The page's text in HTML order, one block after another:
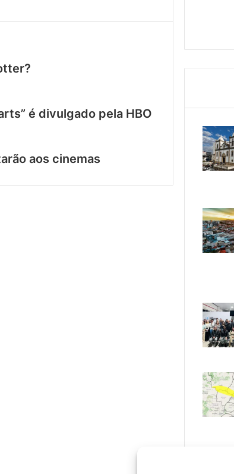
é divulgado pela HBO
aos cinemas